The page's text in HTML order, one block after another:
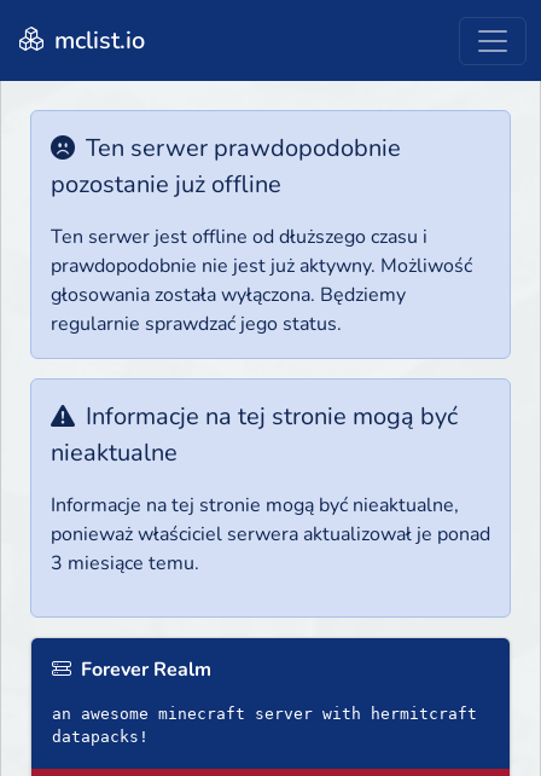
mclist.io
Ten serwer prawdopodobnie
pozostanie już offline
Ten serwer jest offline od dłuższego czasu i
prawdopodobnie nie jest już aktywny. Możliwość
głosowania została wyłączona. Będziemy
regularnie sprawdzać jego status.
Informacje na tej stronie mogą być
nieaktualne
Informacje na tej stronie mogą być nieaktualne,
ponieważ właściciel serwera aktualizował je ponad
3 miesiące temu.
Forever Realm
an awesome minecraft server with hermitcraft